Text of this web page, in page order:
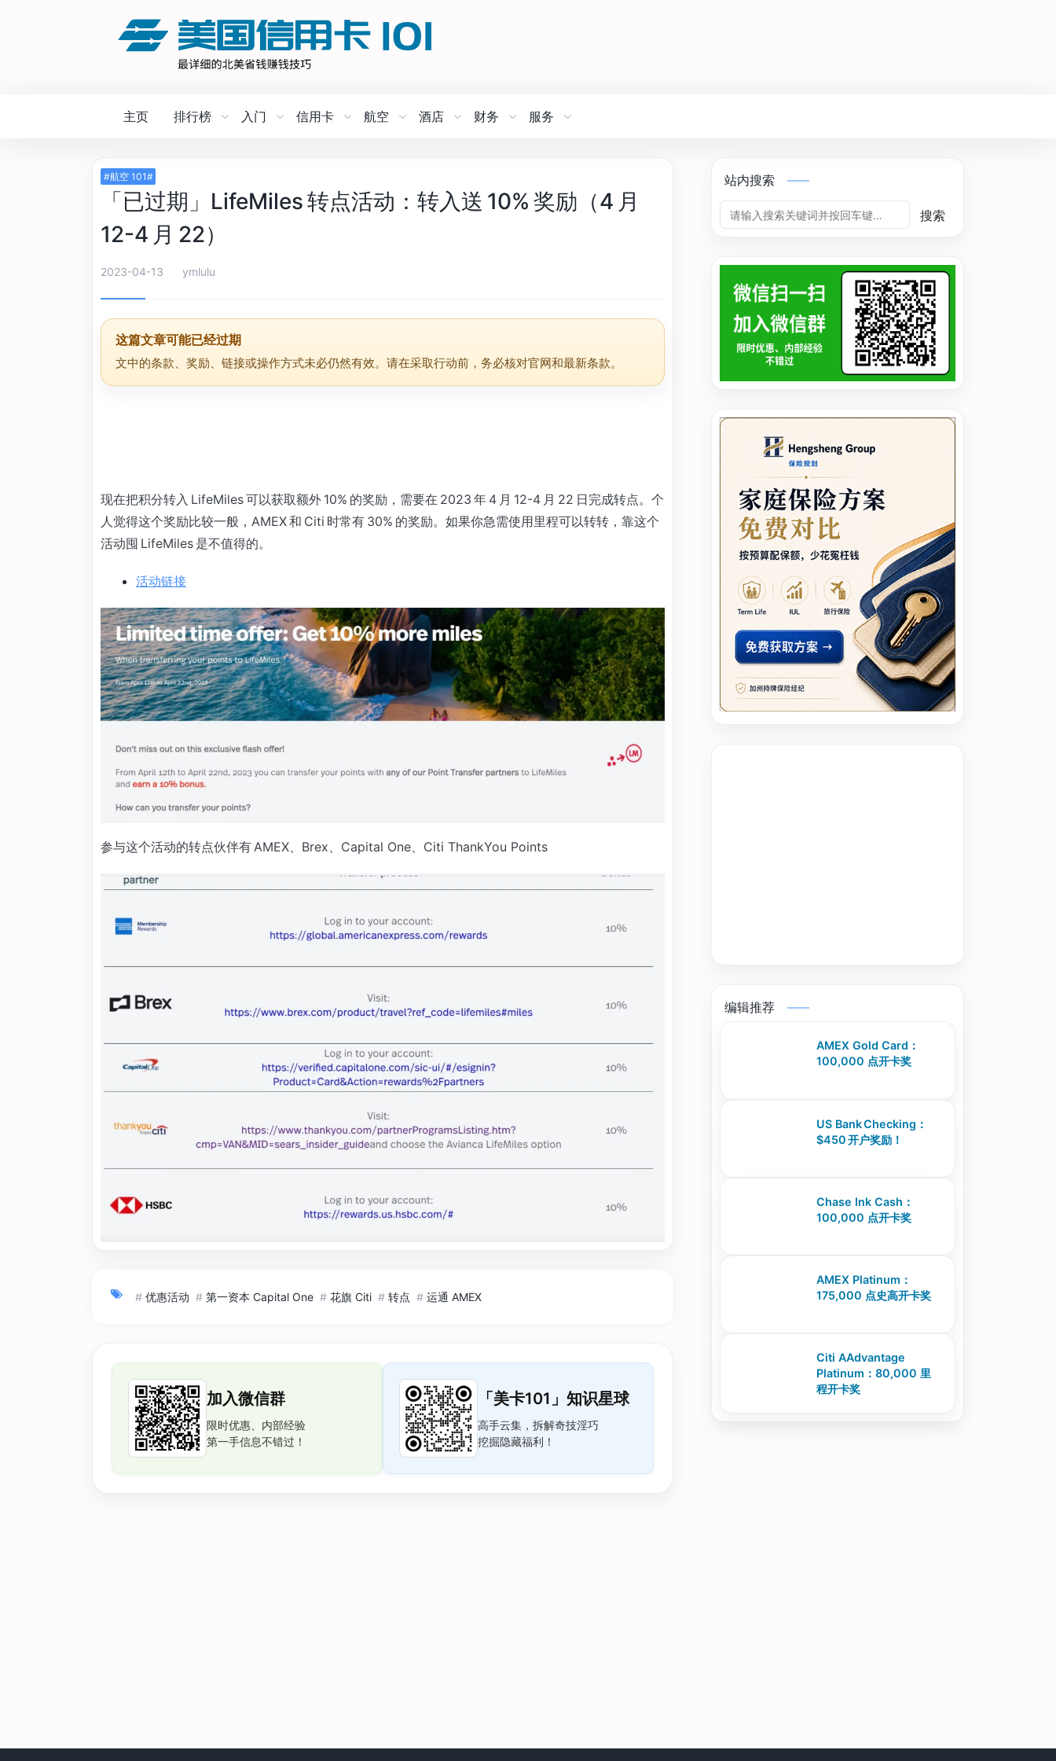
主页 排行榜 入门 信用卡 航空 酒店 财务 服务
#航空 101#
「已过期」LifeMiles 转点活动：转入送 10% 奖励（4 月
12-4 月 22）
2023-04-13 ymlulu
这篇文章可能已经过期
文中的条款、奖励、链接或操作方式未必仍然有效。请在采取行动前，务必核对官网和最新条款。
现在把积分转入 LifeMiles 可以获取额外 10% 的奖励，需要在 2023 年 4 月 12-4 月 22 日完成转点。个
人觉得这个奖励比较一般，AMEX 和 Citi 时常有 30% 的奖励。如果你急需使用里程可以转转，靠这个
活动囤 LifeMiles 是不值得的。
活动链接
参与这个活动的转点伙伴有 AMEX、Brex、Capital One、Citi ThankYou Points
# 优惠活动 # 第一资本 Capital One # 花旗 Citi # 转点 # 运通 AMEX
加入微信群
限时优惠、内部经验
第一手信息不错过！
「美卡101」知识星球
高手云集，拆解奇技淫巧
挖掘隐藏福利！
站内搜索
搜索
编辑推荐
AMEX Gold Card：
100,000 点开卡奖
US Bank Checking：
$450 开户奖励！
Chase Ink Cash：
100,000 点开卡奖
AMEX Platinum：
175,000 点史高开卡奖
Citi AAdvantage
Platinum：80,000 里
程开卡奖